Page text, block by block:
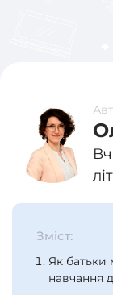
Зміст:
Як батьки
навчання